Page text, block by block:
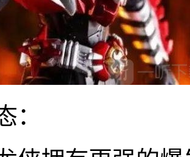
：